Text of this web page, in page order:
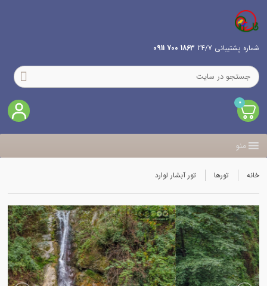
شماره پشتیبانی 24/7 1863 700 0911
0
منو
خانه تورها تور آبشار لوارد